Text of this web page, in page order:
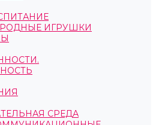
ИГРУШКИ
СРЕДА